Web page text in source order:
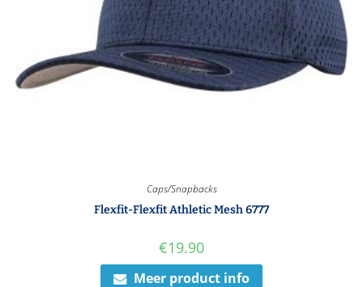
Caps/Snapbacks
Flexfit-Flexfit Athletic Mesh 6777
€19.90
Meer product info